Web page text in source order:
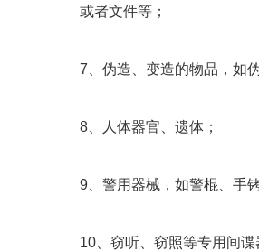
或者文件等；
7、伪造、变造的物品，如
8、人体器官、遗体；
9、警用器械，如警棍、手
10、窃听、窃照等专用间